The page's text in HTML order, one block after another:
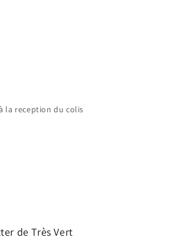
la reception du colis
de Très Vert